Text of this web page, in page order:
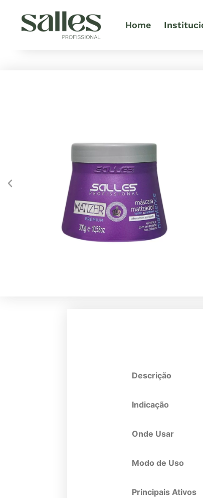
Home
Descrição
Indicação
Onde Usar
Modo de Uso
Principais Ativos